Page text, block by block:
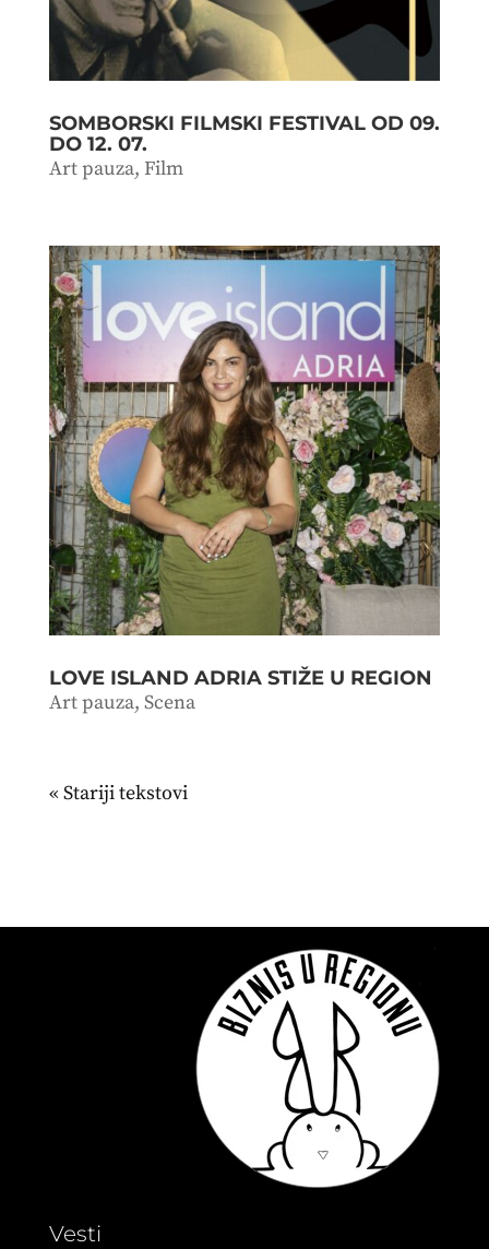
SOMBORSKI FILMSKI FESTIVAL OD 09.
DO 12. 07.
Art pauza, Film
LOVE ISLAND ADRIA STIŽE U REGION
Art pauza, Scena
« Stariji unosi
Vesti